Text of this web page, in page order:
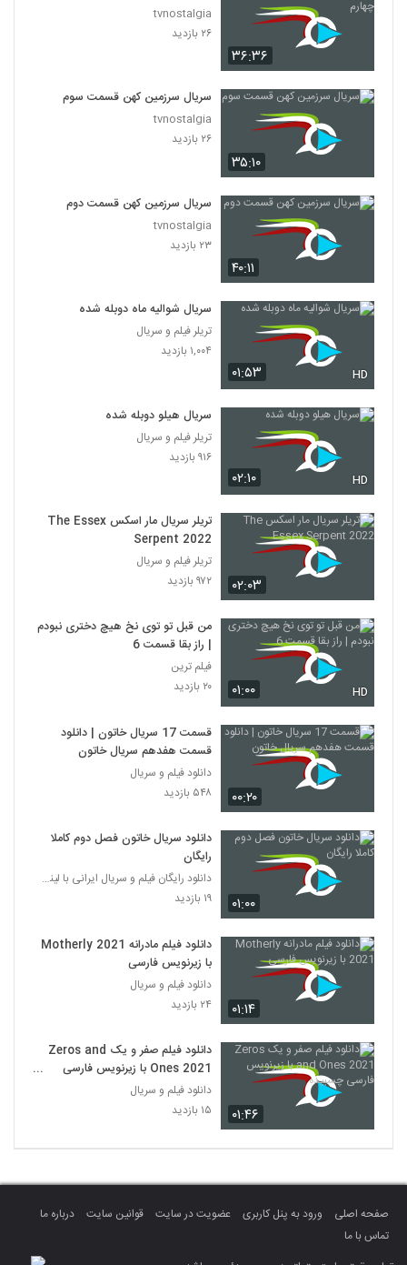
۳۶:۳۶
tvnostalgia
۲۶ بازدید
۳۵:۱۰
سریال سرزمین کهن قسمت سوم
tvnostalgia
۲۶ بازدید
۴۰:۱۱
سریال سرزمین کهن قسمت دوم
tvnostalgia
۲۳ بازدید
۰۱:۵۳ HD
سریال شوالیه ماه دوبله شده
تریلر فیلم و سریال
۱,۰۰۴ بازدید
۰۲:۱۰ HD
سریال هیلو دوبله شده
تریلر فیلم و سریال
۹۱۶ بازدید
۰۲:۰۳
تریلر سریال مار اسکس The Essex
Serpent 2022
تریلر فیلم و سریال
۹۷۲ بازدید
۰۱:۰۰ HD
من قبل تو توی نخ هیچ دختری نبودم
| راز بقا قسمت 6
فیلم ترین
۲۰ بازدید
۰۰:۲۰
قسمت 17 سریال خاتون | دانلود
قسمت هفدهم سریال خاتون
دانلود فیلم و سریال
۵۴۸ بازدید
۰۱:۰۰
دانلود سریال خاتون فصل دوم کاملا
رایگان
دانلود رایگان فیلم و سریال ایرانی با لینک مستقیم
۱۹ بازدید
۰۱:۱۴
دانلود فیلم مادرانه Motherly 2021
با زیرنویس فارسی
دانلود فیلم و سریال
۲۴ بازدید
۰۱:۴۶
دانلود فیلم صفر و یک Zeros and
Ones 2021 با زیرنویس فارسی
چسبیده
دانلود فیلم و سریال
۱۵ بازدید
صفحه اصلی ورود به پنل کاربری عضویت در سایت قوانین سایت
درباره ما
تماس با ما